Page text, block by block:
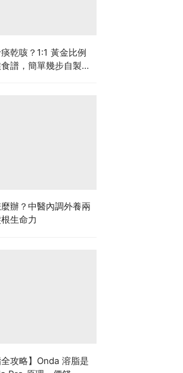
乾咳？1:1 黃金比例
譜，簡單幾步自製天
辦？中醫內調外養兩
生命力
全攻略】Onda 溶脂是